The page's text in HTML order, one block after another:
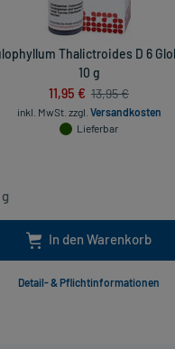
Thalictroides D 6
10 g
11,95 € 13,95 €
inkl. MwSt. zzgl. Versandkosten
Lieferbar
In den Warenkorb
Detail- & Pflichtinformationen